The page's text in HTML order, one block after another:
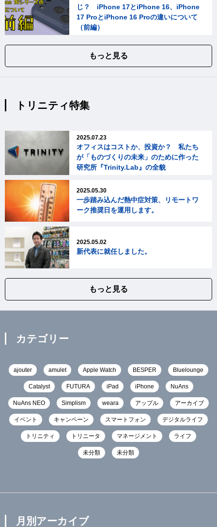
じ？ iPhone 17とiPhone 16、iPhone
17 ProとiPhone 16 Proの違いについて
（前編）
もっと見る
トリニティ特集
2025.07.23
オフィスはコストか、投資か？ 私たち
が「ものづくりの未来」のために作った
研究所『Trinity.Lab』の全貌
2025.05.30
一歩踏み込んだ熱中症対策、リモートワ
ーク推奨日を運用します。
2025.05.02
新代表に就任しました。
もっと見る
カテゴリー
ajouter amulet Apple Watch BESPER Bluelounge
Catalyst FUTURA iPad iPhone NuAns
NuAns NEO Simplism weara アップル アーカイブ
イベント キャンペーン スマートフォン デジタルライフ
トリニティ トリニータ マネージメント ライフ
未分類 未分類
月別アーカイブ